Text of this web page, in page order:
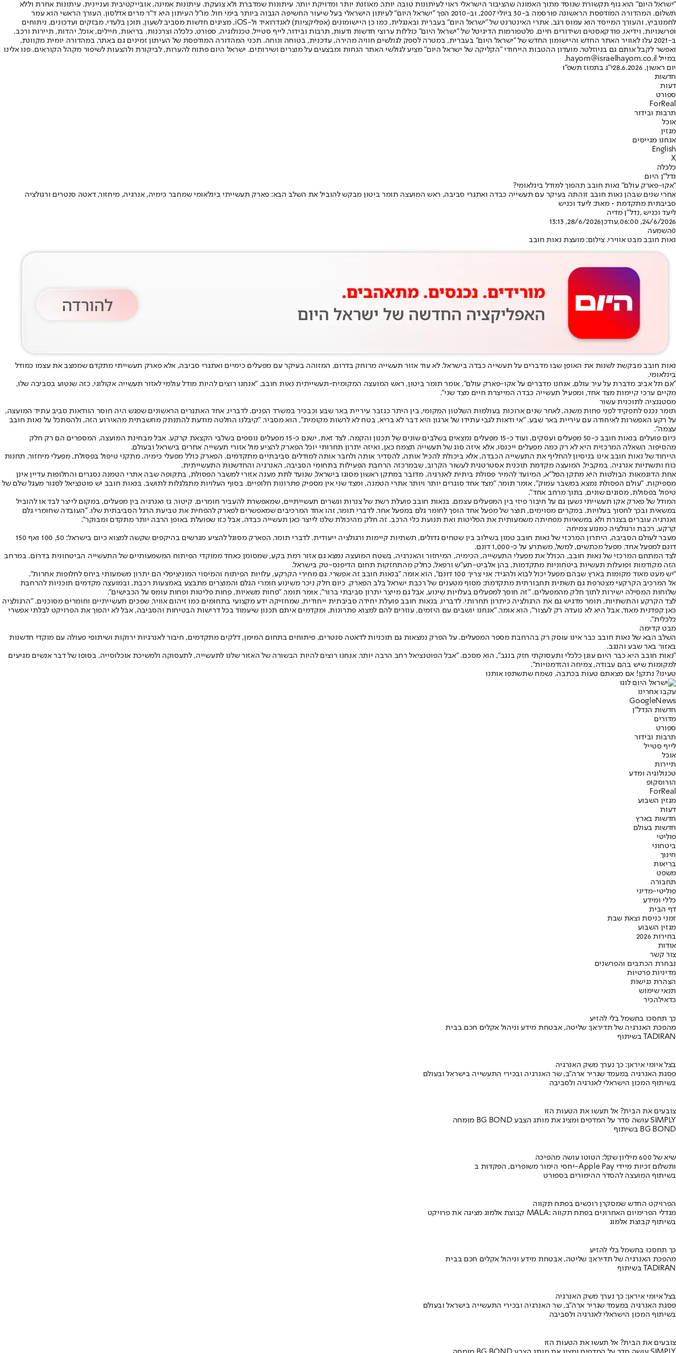
"ישראל היום" הוא גוף תקשורת שנוסד מתוך האמונה שהציבור הישראלי ראוי לעיתונות טובה יותר, מאוזנת יותר ומדויקת יותר. עיתונות שמדברת ולא צועקת. עיתונות אמינה, אובייקטיבית ועניינית. עיתונות אחרת וללא
תשלום. המהדורה המודפסת הראשונה פורסמה ב-30 ביולי 2007, וב-2010 הפך "ישראל היום" לעיתון הישראלי בעל שיעור החשיפה הגבוה ביותר בימי חול. מו"ל העיתון היא ד"ר מרים אדלסון. העורך הראשי הוא עמר
לחמנוביץ, והעורך המייסד הוא עמוס רגב. אתרי האינטרנט של "ישראל היום" בעברית ובאנגלית, כמו כן היישומונים (אפליקציות) לאנדרואיד ול-iOS, מציגים חדשות מסביב לשעון, תוכן בלעדי, מבזקים ועדכונים, ניתוחים
ופרשנויות, וידיאו, פודקאסטים ושידורים חיים. פלטפורמות הדיגיטל של "ישראל היום" כוללות ערוצי חדשות ודעות, תרבות ובידור, לייף סטייל, טכנולוגיה, ספורט, כלכלה וצרכנות, בריאות, חיילים, אוכל, יהדות, תיירות ורכב.
ב-2021 עלו לאוויר האתר החדש והיישומון החדש של "ישראל היום" בעברית, במטרה לספק לגולשים חוויה מהירה, עדכנית, בטוחה ונוחה. תכני המהדורה המודפסת של העיתון זמינים גם באתר, במהדורה יומית מקוונת,
ואפשר לקבל אותם גם בניוזלטר. מועדון ההטבות הייחודי "הקליקה של ישראל היום" מציע לגולשי האתר הנחות ומבצעים על מוצרים ושירותים. ישראל היום פתוח להערות, לביקורת ולהצעות לשיפור מקהל הקוראים. פנו אלינו
במייל hayom@israelhayom.co.il.
יום ראשון, 28.6.2026
י"ג בתמוז תשפ"ו
חדשות
דעות
ספורט
ForReal
תרבות ובידור
אוכל
מגזין
אנחנו מגייסים
English
X
כלכלה
נדל"ן היום
"אקו-פארק עולם" נאות חובב תהפוך למודל בינלאומי?
אחרי שנים שבהן נאות חובב זוהתה בעיקר עם תעשייה כבדה ואתגרי סביבה, ראש המועצה תומר ביטון מבקש להוביל את השלב הבא: פארק תעשייתי בינלאומי שמחבר כימיה, אנרגיה, מיחזור, דאטה סנטרים ורגולציה
סביבתית מתקדמת • מאת: ליעד וכניש
ליעד וכניש ,נדל"ן מדיה
24/6/2026, 06:00
,עודכן28/6/2026, 13:13
0השמעה
נאות חובב מבט אווירי. צילום: מועצת נאות חובב
נאות חובב מבקשת לשנות את האופן שבו מדברים על תעשייה כבדה בישראל. לא עוד אזור תעשייה מרוחק בדרום, המזוהה בעיקר עם מפעלים כימיים ואתגרי סביבה, אלא פארק תעשייתי מתקדם שממצב את עצמו כמודל
בינלאומי.
"אם תל אביב מדברת על עיר עולם, אנחנו מדברים על אקו-פארק עולם", אומר תומר ביטון, ראש המועצה המקומית-תעשייתית נאות חובב. "אנחנו רוצים להיות מודל עולמי לאזור תעשייה אקולוגי, כזה שנטוע בסביבה שלו,
מקיים ערכי קיימות מצד אחד, ומפעיל תעשייה כבדה המייצרת חיים מצד שני".
מסטגנציה לתוכנית עשור
תומר נכנס לתפקיד לפני פחות משנה, לאחר שנים ארוכות בעולמות השלטון המקומי, בין היתר כגזבר עיריית באר שבע וכבכיר במשרד הפנים. לדבריו, אחד האתגרים הראשונים שפגש היה חוסר הוודאות סביב עתיד המועצה,
על רקע האפשרות לאיחודה עם עיריית באר שבע. "אי ודאות לגבי עתידו של ארגון היא דבר לא בריא, בטח לא לרשות מקומית", הוא מסביר. "קיבלנו החלטה מודעת להתנתק מחשבתית מהאירוע הזה, ולהסתכל על נאות חובב
עצמה".
כיום פועלים בנאות חובב כ-50 מפעלים ועסקים, ועוד כ-15 מפעלים נמצאים בשלבים שונים של תכנון והקמה. לצד זאת, ישנם כ-15 מפעלים נוספים בשלבי הקצאת קרקע. אבל מבחינת המועצה, המספרים הם רק חלק
מהסיפור. השאלה המרכזית היא לא רק כמה מפעלים ייכנסו, אלא איזה סוג של תעשייה תצמח כאן, ואיזה יתרון תחרותי יוכל הפארק להציע מול אזורי תעשייה אחרים בישראל ובעולם.
הייחוד של נאות חובב אינו בניסיון להחליף את התעשייה הכבדה, אלא ביכולת להכיל אותה, להסדיר אותה ולחבר אותה למודלים סביבתיים מתקדמים. הפארק כולל מפעלי כימיה, מתקני טיפול בפסולת, מפעלי מיחזור, תחנות
כוח ותשתיות אנרגיה. במקביל, המועצה מקדמת תוכנית אסטרטגית לעשור הקרוב, שבמרכזה הרחבת הפעילות בתחומי הסביבה, האנרגיה והחדשנות התעשייתית.
אחת הדוגמאות הבולטות היא מתקן הפל"א, המיועד להמיר פסולת ביתית לאנרגיה. מדובר במתקן ראשון מסוגו בישראל, שנועד לתת מענה אזורי למשבר הפסולת, בתקופה שבה אתרי הטמנה נסגרים והחלופות עדיין אינן
מספיקות. "עולם הפסולת נמצא במשבר עמוק", אומר תומר. "מצד אחד סוגרים יותר ויותר אתרי הטמנה, ומצד שני אין מספיק פתרונות חלופיים. בסוף העלויות מתגלגלות לתושב. בנאות חובב יש פוטנציאל לסגור מעגל שלם של
טיפול בפסולת, מסוגים שונים, בתוך מרחב אחד".
המודל של פארק אקו תעשייתי נשען גם על חיבור פיזי בין המפעלים עצמם. בנאות חובב פועלת רשת של צנרות וגשרים תעשייתיים, שמאפשרת להעביר חומרים, קיטור, גז ואנרגיה בין מפעלים, במקום לייצר לבד או להוביל
במשאית ובכך לחסוך בעלויות. במקרים מסוימים, תוצר של מפעל אחד הופך לחומר גלם במפעל אחר. לדברי תומר, זהו אחד המרכיבים שמאפשרים לפארק להפחית את טביעת הרגל הסביבתית שלו. "העובדה שחומרי גלם
ואנרגיה עוברים בצנרת ולא במשאיות מפחיתה משמעותית את הפליטות ואת תנועת כלי הרכב. זה חלק מהיכולת שלנו לייצר כאן תעשייה כבדה, אבל כזו שפועלת באופן הרבה יותר מתקדם ומבוקר".
קרקע, רכבת ורגולציה כמנוע צמיחה
מעבר לעולם הסביבה, היתרון המרכזי של נאות חובב טמון בשילוב בין שטחים גדולים, תשתיות קיימות ורגולציה ייעודית. לדברי תומר, הפארק מסוגל להציע מגרשים בהיקפים שקשה למצוא כיום בישראל: 50, 100 ואף 150
דונם למפעל אחד. מפעל מכתשים, למשל, משתרע על כ-1,000 דונם.
לצד המתחם המרכזי של נאות חובב, הכולל את מפעלי התעשייה, הכימיה, המיחזור והאנרגיה, בשטח המועצה נמצא גם אזור רמת בקע, שמסומן כאחד ממוקדי הפיתוח המשמעותיים של התעשייה הביטחונית בדרום. במרחב
הזה מקודמות ופועלות תעשיות ביטחוניות מתקדמות, בהן אלביט-תע"ש ורפאל, כחלק מהתחזקות תחום הדיפנס-טק בישראל.
"יש מעט מאוד מקומות בארץ שבהם מפעל יכול לבוא ולהגיד: אני צריך 100 דונם", הוא אומר. "בנאות חובב זה אפשרי. גם מחירי הקרקע, עלויות הפיתוח והמיסוי המוניציפלי הם יתרון משמעותי ביחס לחלופות אחרות".
אל המרכיב הקרקעי מצטרפת גם תשתית תחבורתית מתקדמת: מסוף מטענים של רכבת ישראל בלב הפארק. כיום חלק ניכר משינוע חומרי הגלם והמוצרים מתבצע באמצעות רכבת, ובמועצה מקדמים תוכניות להרחבת
שלוחות המסילה ישירות לתוך חלק מהמפעלים. "זה חוסך למפעלים בעלויות שינוע, אבל גם מייצר יתרון סביבתי ברור", אומר תומר. "פחות משאיות, פחות פליטות ופחות עומס על הכבישים".
לצד הקרקע והתשתיות, תומר מדגיש גם את הרגולציה כיתרון תחרותי. לדבריו, בנאות חובב פועלת יחידה סביבתית ייחודית, שמחזיקה ידע מקצועי בתחומים כמו זיהום אוויר, שפכים תעשייתיים וחומרים מסוכנים. "הרגולציה
כאן קפדנית מאוד, אבל היא לא נועדה רק לעצור", הוא אומר. "אנחנו יושבים עם היזמים, עוזרים להם למצוא פתרונות, ומקדמים איתם תכנון שיעמוד בכל דרישות הבטיחות והסביבה, אבל לא יהפוך את הפרויקט לבלתי אפשרי
כלכלית".
מבט קדימה
השלב הבא של נאות חובב כבר אינו עוסק רק בהרחבת מספר המפעלים. על הפרק נמצאות גם תוכניות לדאטה סנטרים, פיתוחים בתחום המימן, דלקים מתקדמים, חיבור לאנרגיות ירוקות ושיתופי פעולה עם מוקדי חדשנות
באזור באר שבע והנגב.
"נאות חובב היא כבר היום עוגן כלכלי ותעסוקתי חזק בנגב", הוא מסכם. "אבל הפוטנציאל רחב הרבה יותר. אנחנו רוצים להיות הבשורה של האזור שלנו לתעשייה, לתעסוקה ולמשיכת אוכלוסייה. בסופו של דבר אנשים מגיעים
למקומות שיש בהם עבודה, צמיחה והזדמנויות".
טעינו? נתקן! אם מצאתם טעות בכתבה, נשמח שתשתפו אותנו
עקבו אחרינו
Googl eNews
חדשות הנדל"ן
מדורים
ספורט
תרבות ובידור
לייף סטייל
אוכל
תיירות
טכנולוגיה ומדע
הורוסקופ
ForReal
מגזין השבוע
דעות
חדשות בארץ
חדשות בעולם
פוליטי
ביטחוני
חינוך
בריאות
משפט
תחבורה
פוליטי-מדיני
כללי ומידע
דף הבית
זמני כניסת וצאת שבת
מגזין השבוע
בחירות 2026
אודות
צור קשר
נבחרת הכתבים והפרשנים
מדיניות פרטיות
הצהרת נגישות
תנאי שימוש
כדאילהכיר
כך תחסכו בחשמל בלי להזיע
מהפכת האנרגיה של תדיראן: שליטה, אבטחת מידע וניהול אקלים חכם בבית
בשיתוף TADIRAN
בצל איומי איראן: כך נערך משק האנרגיה
פסגת האנרגיה במעמד שגריר ארה"ב, שר האנרגיה ובכירי התעשייה בישראל ובעולם
בשיתוף המכון הישראלי לאנרגיה ולסביבה
צובעים את הבית? אל תעשו את הטעות הזו
מומחה BG BOND עושה סדר על המדפים ומציג את מותג הצבע SIMPLY
בשיתוף BG BOND
שיא של 600 מיליון שקל: הטוטו עושה מהפיכה
יחסי הימור משופרים, הפקדות ב-Apple Pay ותשלום זכיות מיידי
בשיתוף המועצה להסדר ההימורים בספורט
הפרויקט החדש שמסקרן רוכשים בפתח תקווה
קבוצת אלמוג מציגה את פרויקט MALA: מגדלי הפרימיום האחרונים בפתח תקווה
בשיתוף קבוצת אלמוג
כך תחסכו בחשמל בלי להזיע
מהפכת האנרגיה של תדיראן: שליטה, אבטחת מידע וניהול אקלים חכם בבית
בשיתוף TADIRAN
בצל איומי איראן: כך נערך משק האנרגיה
פסגת האנרגיה במעמד שגריר ארה"ב, שר האנרגיה ובכירי התעשייה בישראל ובעולם
בשיתוף המכון הישראלי לאנרגיה ולסביבה
צובעים את הבית? אל תעשו את הטעות הזו